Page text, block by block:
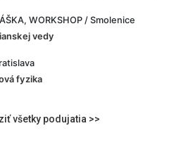
WORKSHOP / Smolenice
vedy
fyzika
všetky podujatia >>